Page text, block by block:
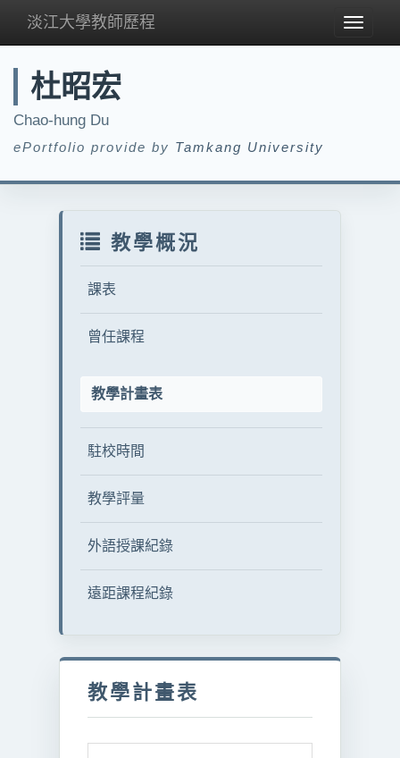
Toggle
淡江大學教師歷程
杜昭宏
Chao-hung Du
ePortfolio provide by Tamkang University
教學概況
課表
曾任課程
教學計畫表
駐校時間
教學評量
外語授課紀錄
遠距課程紀錄
教學計畫表